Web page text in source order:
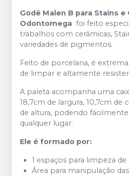
Godê Malen B para Stains e
Odontomega foi feito
trabalhos com cerâmicas,
variedades de pigmentos.
Feito de porcelana, é
de limpar e altamente
A paleta acompanha uma
18,7cm de largura, 10,7cm
de altura, podendo
qualquer lugar.
Ele é formado por:
1 espaços para limpeza de
Área para manipulação